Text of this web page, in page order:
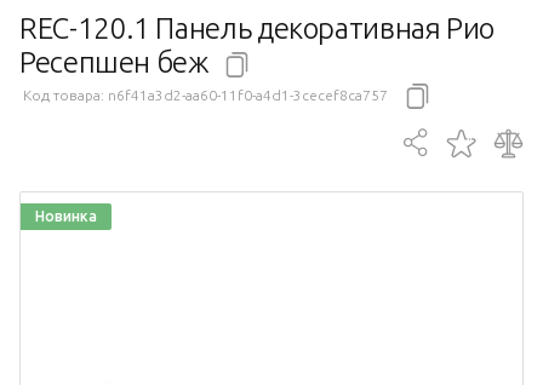
REC-120.1 Панель декоративная Рио
Ресепшен беж
Код товара: n6f41a3d2-aa60-11f0-a4d1-3cecef8ca757
Новинка